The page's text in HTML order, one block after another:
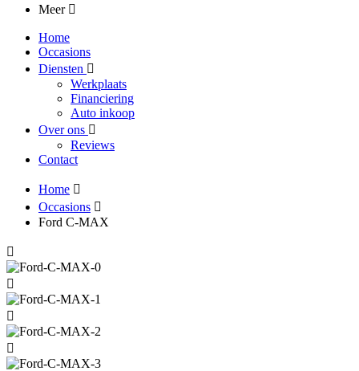
Meer
Home
Occasions
Diensten
Werkplaats
Financiering
Auto inkoop
Over ons
Reviews
Contact
Home
Occasions
Ford C-MAX